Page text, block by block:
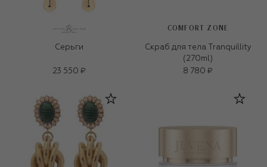
Серьги
23 550 ₽
COMFORT ZONE
Скраб для тела Tranquillity
(270ml)
8 780 ₽